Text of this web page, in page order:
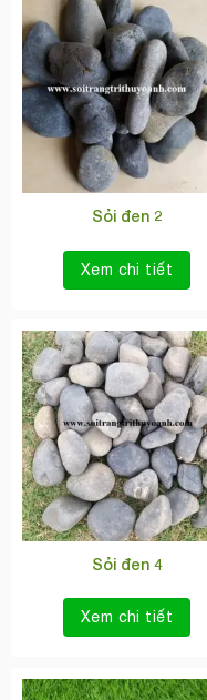
Sỏi đen 2
Xem chi tiết
Sỏi đen 4
Xem chi tiết